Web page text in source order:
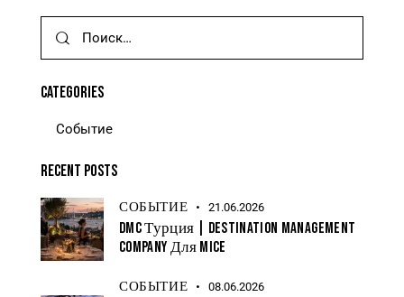
Categories
Событие
Recent Posts
СОБЫТИЕ 21.06.2026
DMC Турция | Destination Management
Company Для MICE
СОБЫТИЕ 08.06.2026